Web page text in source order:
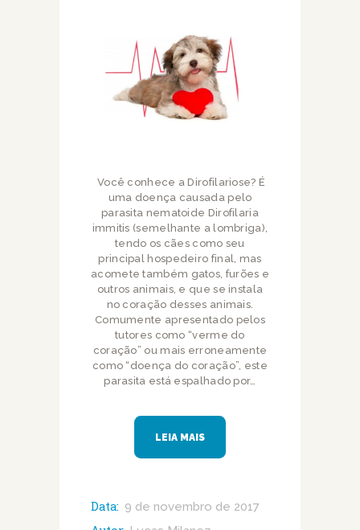
Você conhece a Dirofilariose? É
uma doença causada pelo
parasita nematoide Dirofilaria
immitis (semelhante a lombriga),
tendo os cães como seu
principal hospedeiro final, mas
acomete também gatos, furões e
outros animais, e que se instala
no coração desses animais.
Comumente apresentado pelos
tutores como “verme do
coração” ou mais erroneamente
como “doença do coração”, este
parasita está espalhado por…
LEIA MAIS
Data: 9 de novembro de 2017